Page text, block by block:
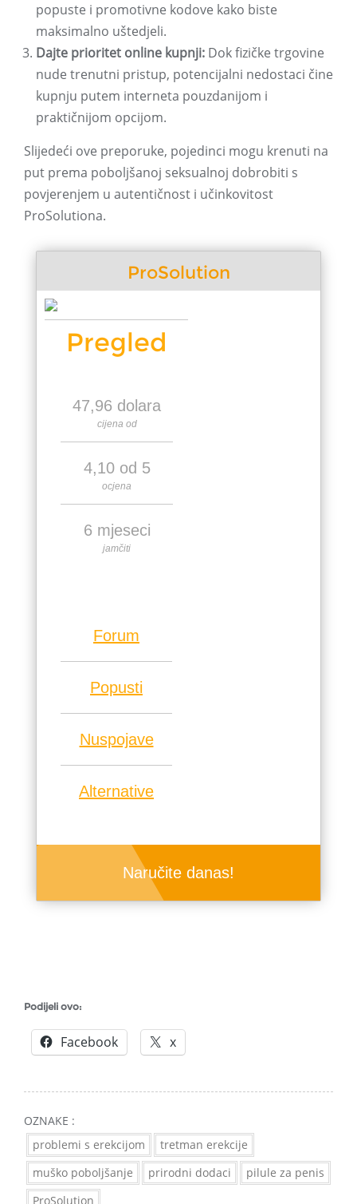
popuste i promotivne kodove kako biste
maksimalno uštedjeli.
Dajte prioritet online kupnji: Dok fizičke trgovine
nude trenutni pristup, potencijalni nedostaci čine
kupnju putem interneta pouzdanijom i
praktičnijom opcijom.
Slijedeći ove preporuke, pojedinci mogu krenuti na
put prema poboljšanoj seksualnoj dobrobiti s
povjerenjem u autentičnost i učinkovitost
ProSolutiona.
ProSolution
Pregled
47,96 dolara
cijena od
4,10 od 5
ocjena
6 mjeseci
jamčiti
Forum
Popusti
Nuspojave
Alternative
Naručite danas!
Podijeli ovo:
Facebook x
OZNAKE :
problemi s erekcijom
tretman erekcije
muško poboljšanje
prirodni dodaci
pilule za penis
ProSolution